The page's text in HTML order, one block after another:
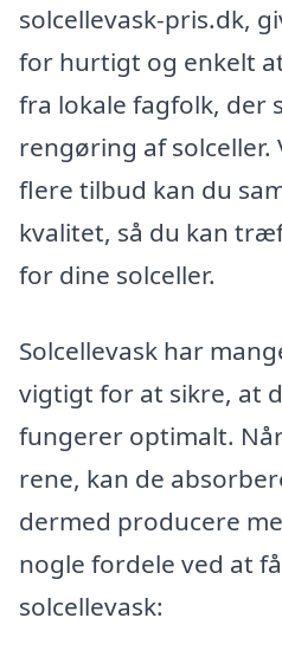
solcellevask-pris.dk,
for hurtigt og enkelt
fra lokale fagfolk, der
rengøring af solceller.
flere tilbud kan du
kvalitet, så du kan
for dine solceller.
Solcellevask har
vigtigt for at sikre, at
fungerer optimalt.
rene, kan de
dermed producere
nogle fordele ved at
solcellevask: